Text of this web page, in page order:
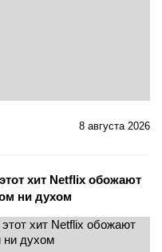
8 августа 2026
хит Netflix обожают
ни духом